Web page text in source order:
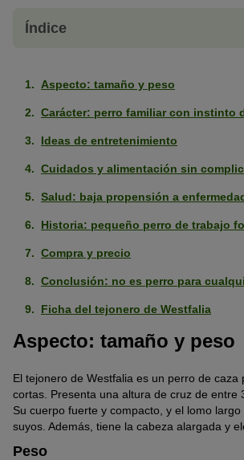
Índice
Aspecto: tamaño y peso
Carácter: perro familiar con instinto
Ideas de entretenimiento
Cuidados y alimentación sin
Salud: baja propensión a
Historia: pequeño perro de trabajo
Compra y precio
Conclusión: no es perro para
Ficha del tejonero de Westfalia
Aspecto: tamaño y peso
El tejonero de Westfalia es un perro de caza
cortas. Presenta una altura de cruz de entre
Su cuerpo fuerte y compacto, y el lomo
suyos. Además, tiene la cabeza alargada y
Peso